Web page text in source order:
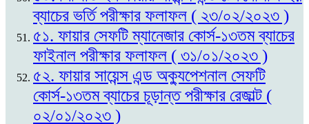
ব্যাচের ভর্তি পরীক্ষার ফলাফল ( ২৩/০২/২০২৩ )
৫১. ফায়ার সেফটি ম্যানেজার কোর্স-১৩তম ব্যাচের
ফাইনাল পরীক্ষার ফলাফল ( ৩১/০১/২০২৩ )
৫২. ফায়ার সায়েন্স এন্ড অক্যুপেশনাল সেফটি
কোর্স-১৩তম ব্যাচের চূড়ান্ত পরীক্ষার রেজাল্ট (
০২/০১/২০২৩ )